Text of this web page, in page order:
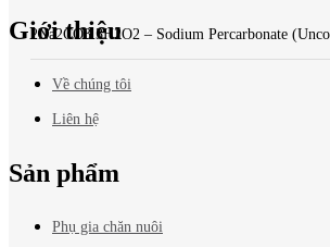
2Na2CO3.3H2O2 – Sodium Percarbonate
Giới thiệu
Về chúng tôi
Liên hệ
Sản phẩm
Phụ gia chăn nuôi